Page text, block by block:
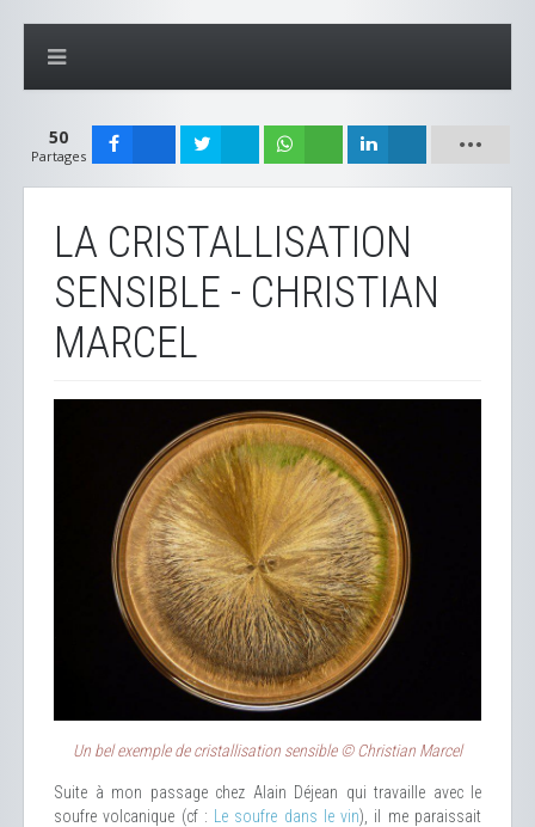
50
Partages
LA CRISTALLISATION
SENSIBLE - CHRISTIAN
MARCEL
Un bel exemple de cristallisation sensible © Christian Marcel
Suite à mon passage chez Alain Déjean qui travaille avec le
soufre volcanique (cf : Le soufre dans le vin), il me paraissait